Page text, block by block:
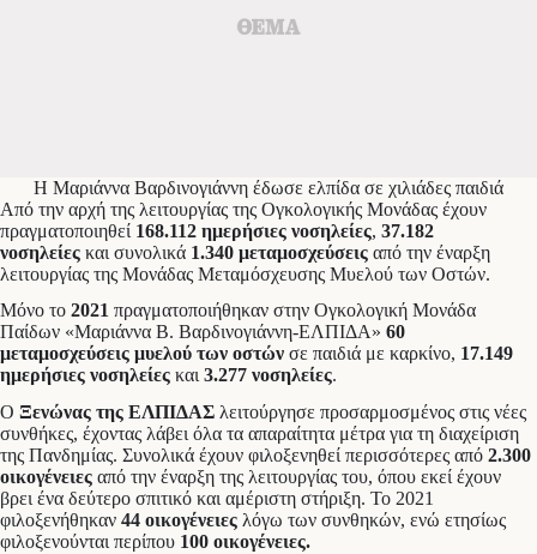
Η Μαριάννα Βαρδινογιάννη έδωσε ελπίδα σε χιλιάδες παιδιά
Από την αρχή της λειτουργίας της Ογκολογικής Μονάδας έχουν
πραγματοποιηθεί 168.112 ημερήσιες νοσηλείες, 37.182
νοσηλείες και συνολικά 1.340 μεταμοσχεύσεις από την έναρξη
λειτουργίας της Μονάδας Μεταμόσχευσης Μυελού των Οστών.
Μόνο το 2021 πραγματοποιήθηκαν στην Ογκολογική Μονάδα
Παίδων «Μαριάννα Β. Βαρδινογιάννη-ΕΛΠΙΔΑ» 60
μεταμοσχεύσεις μυελού των οστών σε παιδιά με καρκίνο, 17.149
ημερήσιες νοσηλείες και 3.277 νοσηλείες.
Ο Ξενώνας της ΕΛΠΙΔΑΣ λειτούργησε προσαρμοσμένος στις νέες
συνθήκες, έχοντας λάβει όλα τα απαραίτητα μέτρα για τη διαχείριση
της Πανδημίας. Συνολικά έχουν φιλοξενηθεί περισσότερες από 2.300
οικογένειες από την έναρξη της λειτουργίας του, όπου εκεί έχουν
βρει ένα δεύτερο σπιτικό και αμέριστη στήριξη. Το 2021
φιλοξενήθηκαν 44 οικογένειες λόγω των συνθηκών, ενώ ετησίως
φιλοξενούνται περίπου 100 οικογένειες.